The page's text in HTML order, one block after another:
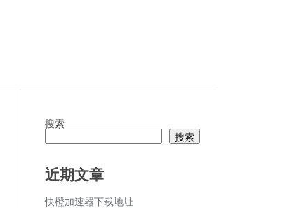
搜索
搜索
近期文章
快橙加速器下载地址